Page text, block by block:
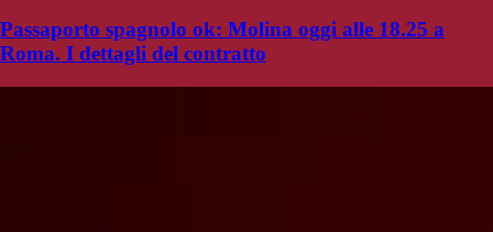
Passaporto spagnolo ok: Molina oggi alle 18.25 a
Roma. I dettagli del contratto